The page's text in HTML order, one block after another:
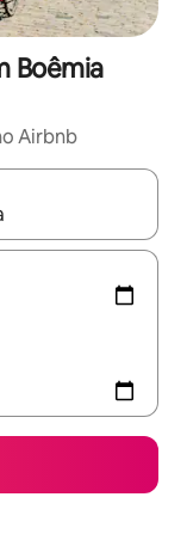
Boêmia
Airbnb
explore-os